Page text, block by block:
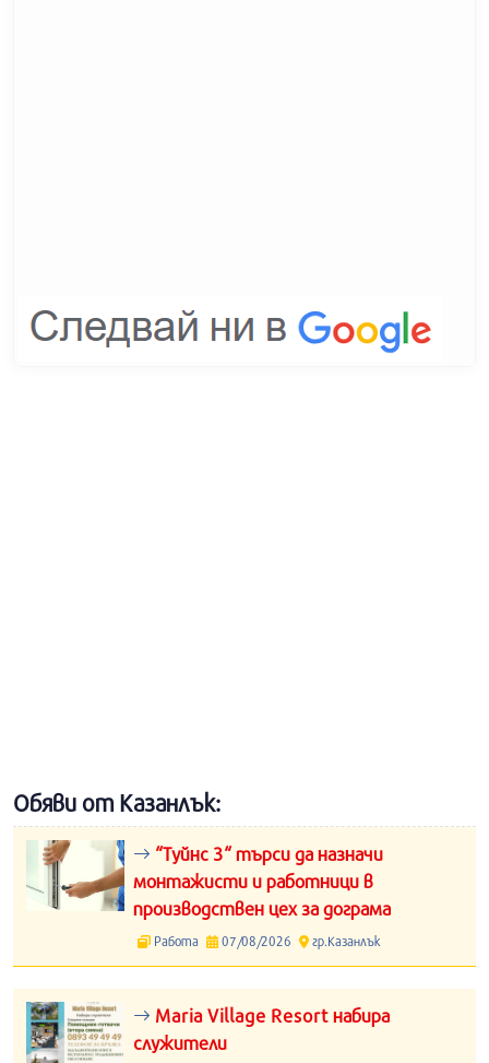
Обяви от Казанлък:
“Туйнс 3“ търси да назначи
монтажисти и работници в
производствен цех за дограма
Работа 07/08/2026 гр.Казанлък
Maria Village Resort набира
служители